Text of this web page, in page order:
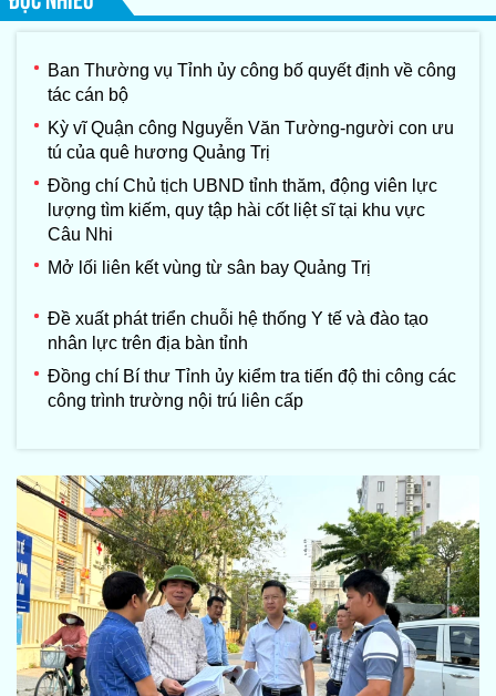
Ban Thường vụ Tỉnh ủy công bố quyết định về công
tác cán bộ
Kỳ vĩ Quận công Nguyễn Văn Tường-người con ưu
tú của quê hương Quảng Trị
Đồng chí Chủ tịch UBND tỉnh thăm, động viên lực
lượng tìm kiếm, quy tập hài cốt liệt sĩ tại khu vực
Câu Nhi
Mở lối liên kết vùng từ sân bay Quảng Trị
Đề xuất phát triển chuỗi hệ thống Y tế và đào tạo
nhân lực trên địa bàn tỉnh
Đồng chí Bí thư Tỉnh ủy kiểm tra tiến độ thi công các
công trình trường nội trú liên cấp